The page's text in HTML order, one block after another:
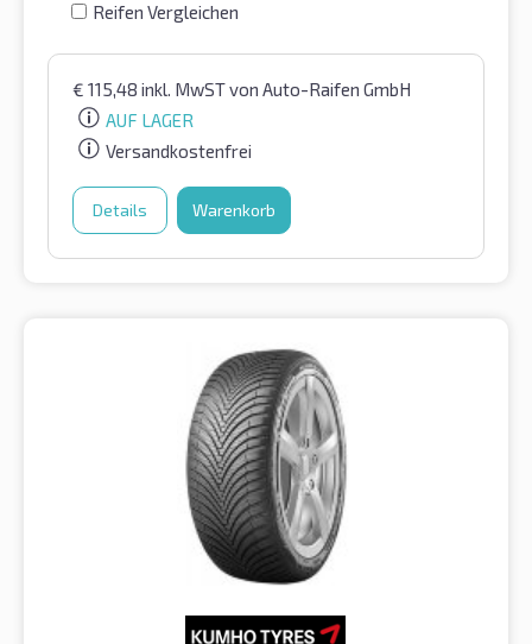
Reifen Vergleichen
€ 115,48 inkl. MwSTvon Auto-Raifen GmbH
AUF LAGER
Versandkostenfrei
Details Warenkorb